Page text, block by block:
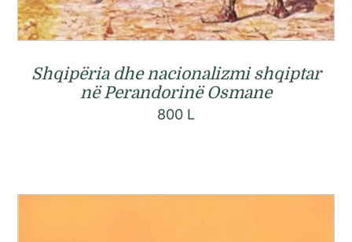
Shqipëria dhe nacionalizmi shqiptar
në Perandorinë Osmane
800 L